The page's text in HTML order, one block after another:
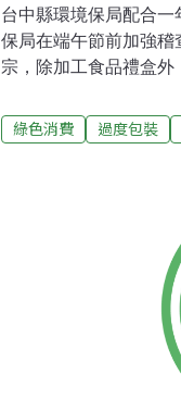
台中縣環境保局配合
保局在端午節前加強
宗，除加工食品禮盒
過度包裝」管制規定，
保局呼籲消費者，在採
保時，避免購買包裝
複雜的端午節禮盒，
綠色消費 過度包裝